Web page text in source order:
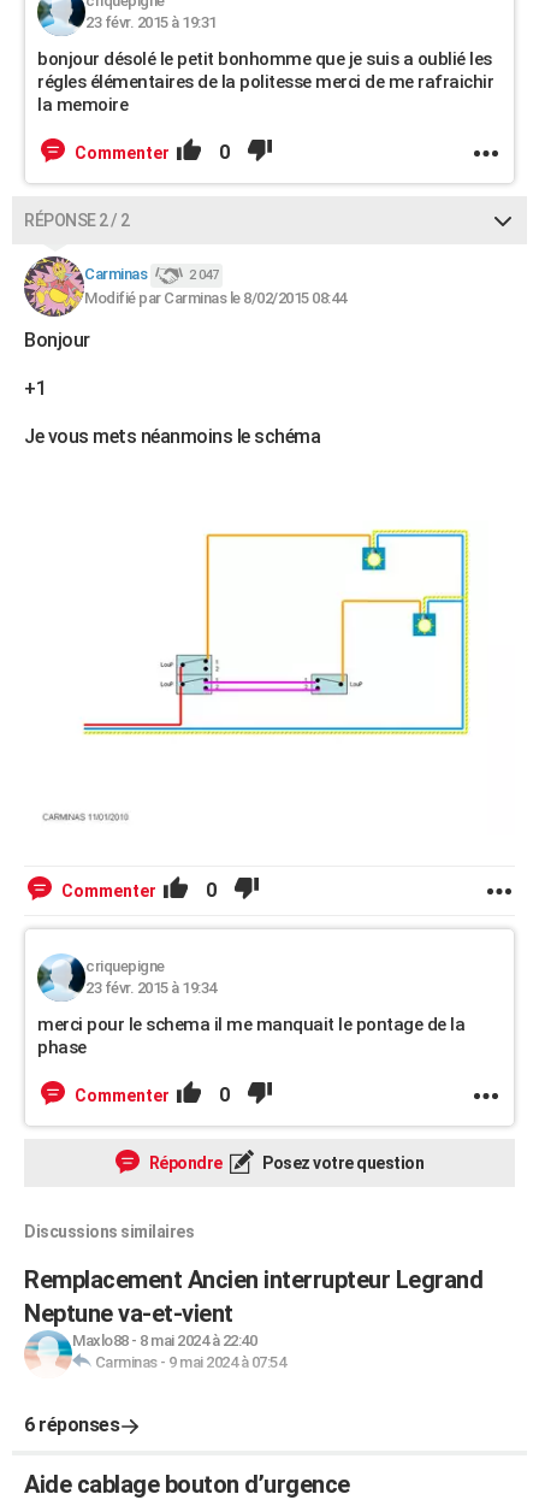
23 févr. 2015 à 19:31
bonjour désolé le petit bonhomme que je suis a oublié les
régles élémentaires de la politesse merci de me rafraichir
la memoire
Commenter 0
RÉPONSE 2 / 2
Carminas 2 047
Modifié par Carminas le 8/02/2015 08:44
Bonjour
+1
Je vous mets néanmoins le schéma
Commenter 0
criquepigne
23 févr. 2015 à 19:34
merci pour le schema il me manquait le pontage de la
phase
Commenter 0
Répondre Posez votre question
Discussions similaires
Remplacement Ancien interrupteur Legrand
Neptune va-et-vient
Maxlo88- 8 mai 2024 à 22:40
Carminas- 9 mai 2024 à 07:54
6 réponses
Aide cablage bouton d’urgence